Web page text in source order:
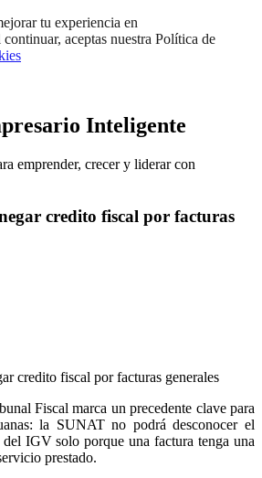
tu experiencia en
aceptas nuestra Política de
Inteligente
emprender, crecer y liderar con
credito fiscal por facturas
Fiscal marca un precedente clave para
la SUNAT no podrá desconocer el
IGV solo porque una factura tenga una
prestado.